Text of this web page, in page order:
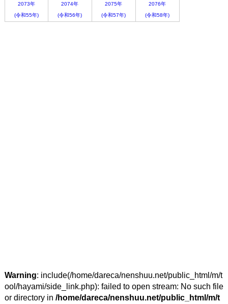
2073年
(令和55年)
2074年
(令和56年)
2075年
(令和57年)
2076年
(令和58年)
Warning: include(/home/dareca/nenshuu.net/public_html/m/t
ool/hayami/side_link.php): failed to open stream: No such file
or directory in /home/dareca/nenshuu.net/public_html/m/t